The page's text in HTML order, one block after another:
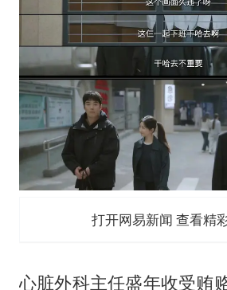
打开网易新闻 查看精
心脏外科主任盛年收受贿